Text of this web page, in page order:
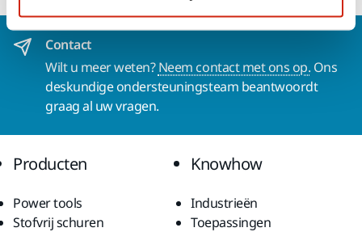
Contact
Wilt u meer weten?Neem contact met ons op. Ons
deskundige ondersteuningsteam beantwoordt
graag al uw vragen.
Producten
Power tools
Stofvrij schuren
Knowhow
Industrieën
Toepassingen